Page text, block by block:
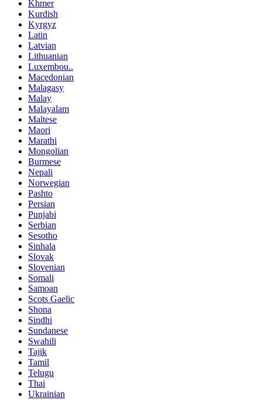
Khmer
Kurdish
Kyrgyz
Latin
Latvian
Lithuanian
Luxembou..
Macedonian
Malagasy
Malay
Malayalam
Maltese
Maori
Marathi
Mongolian
Burmese
Nepali
Norwegian
Pashto
Persian
Punjabi
Serbian
Sesotho
Sinhala
Slovak
Slovenian
Somali
Samoan
Scots Gaelic
Shona
Sindhi
Sundanese
Swahili
Tajik
Tamil
Telugu
Thai
Ukrainian